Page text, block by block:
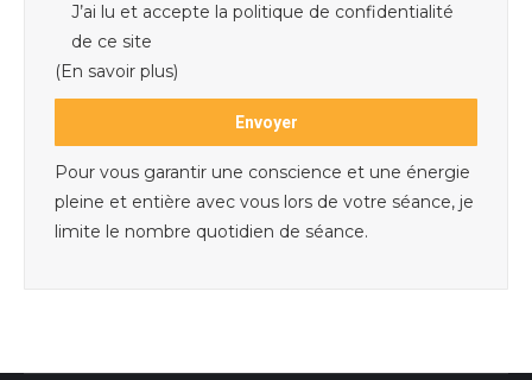
J’ai lu et accepte la politique de confidentialité
de ce site
(En savoir plus)
Pour vous garantir une conscience et une énergie
pleine et entière avec vous lors de votre séance, je
limite le nombre quotidien de séance.